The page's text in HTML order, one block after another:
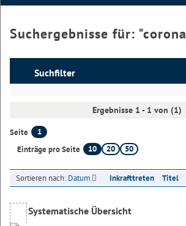
Suchergebnisse für: "corona
Suchfilter
Ergebnisse 1 - 1 von (1)
Seite
1
Einträge pro Seite
10 20 50
Sortieren nach: Datum Inkrafttreten Titel
Systematische Übersicht